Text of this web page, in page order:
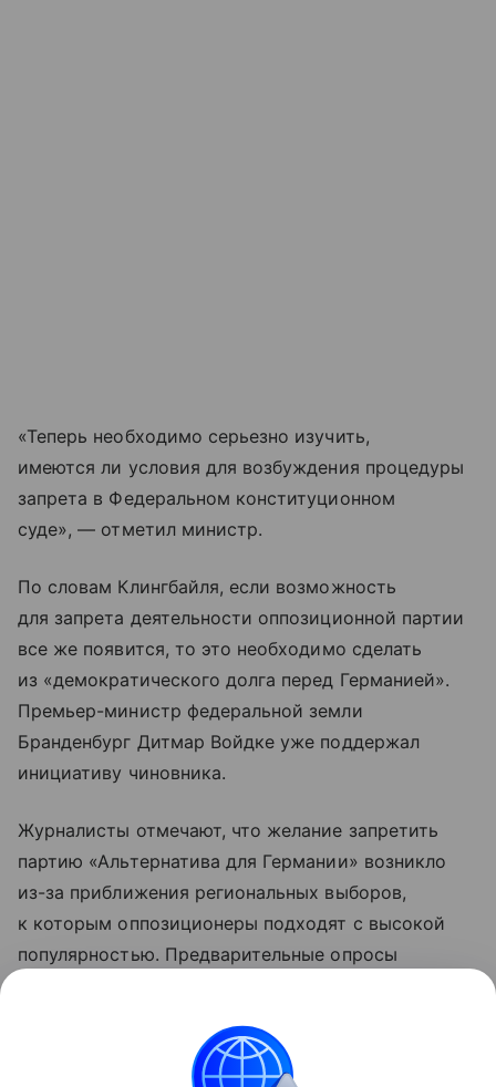
«Теперь необходимо серьезно изучить,
имеются ли условия для возбуждения процедуры
запрета в Федеральном конституционном
суде», — отметил министр.
По словам Клингбайля, если возможность
для запрета деятельности оппозиционной партии
все же появится, то это необходимо сделать
из «демократического долга перед Германией».
Премьер-министр федеральной земли
Бранденбург Дитмар Войдке уже поддержал
инициативу чиновника.
Журналисты отмечают, что желание запретить
партию «Альтернатива для Германии» возникло
из-за приближения региональных выборов,
к которым оппозиционеры подходят с высокой
популярностью. Предварительные опросы
Германии Фридриха Мерца почти в два раза.